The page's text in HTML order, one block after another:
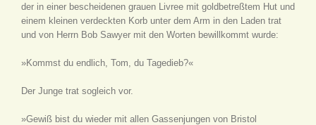
der in einer bescheidenen grauen Livree mit goldbetreßtem Hut und
einem kleinen verdeckten Korb unter dem Arm in den Laden trat
und von Herrn Bob Sawyer mit den Worten bewillkommt wurde:
»Kommst du endlich, Tom, du Tagedieb?«
Der Junge trat sogleich vor.
»Gewiß bist du wieder mit allen Gassenjungen von Bristol